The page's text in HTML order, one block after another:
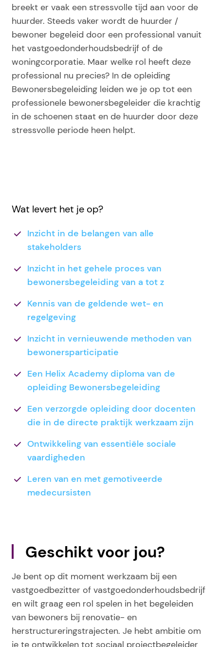
breekt er vaak een stressvolle tijd aan voor de
huurder. Steeds vaker wordt de huurder /
bewoner begeleid door een professional vanuit
het vastgoedonderhoudsbedrijf of de
woningcorporatie. Maar welke rol heeft deze
professional nu precies? In de opleiding
Bewonersbegeleiding leiden we je op tot een
professionele bewonersbegeleider die krachtig
in de schoenen staat en de huurder door deze
stressvolle periode heen helpt.
Wat levert het je op?
Inzicht in de belangen van alle
stakeholders
Inzicht in het gehele proces van
bewonersbegeleiding van a tot z
Kennis van de geldende wet- en
regelgeving
Inzicht in vernieuwende methoden van
bewonersparticipatie
Een Helix Academy diploma van de
opleiding Bewonersbegeleiding
Een verzorgde opleiding door docenten
die in de directe praktijk werkzaam zijn
Ontwikkeling van essentiële sociale
vaardigheden
Leren van en met gemotiveerde
medecursisten
Geschikt voor jou?
Je bent op dit moment werkzaam bij een
vastgoedbezitter of vastgoedonderhoudsbedrijf
en wilt graag een rol spelen in het begeleiden
van bewoners bij renovatie- en
herstructureringstrajecten. Je hebt ambitie om
je te ontwikkelen tot sociaal projectbegeleider